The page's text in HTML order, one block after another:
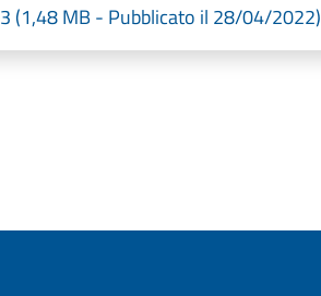
(1,48 MB - Pubblicato il 28/04/2022)